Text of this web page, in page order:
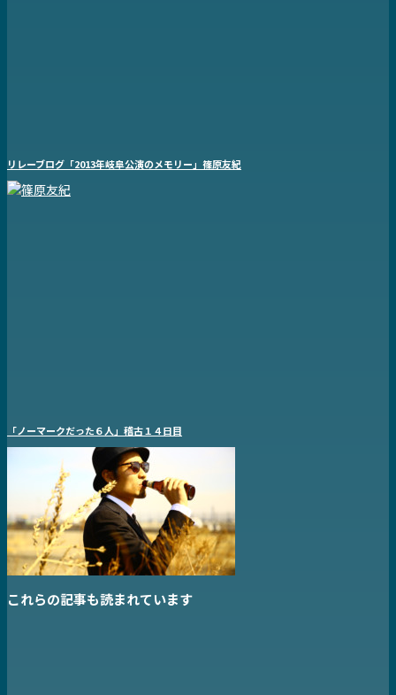
リレーブログ「2013年岐阜公演のメモリー」篠原友紀
「ノーマークだった６人」稽古１４日目
これらの記事も読まれています